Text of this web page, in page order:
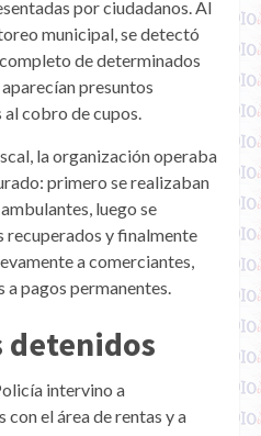
por ciudadanos. Al
municipal, se detectó
de determinados
presuntos
cobro de cupos.
la organización operaba
primero se realizaban
luego se
recuperados y finalmente
a comerciantes,
pagos permanentes.
detenidos
intervino a
el área de rentas y a